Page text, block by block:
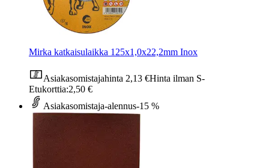
Mirka katkaisulaikka 125x1,0x22,2mm Inox
Asiakasomistajahinta 2,13 €Hinta ilman S-
Etukorttia:2,50 €
Asiakasomistaja-alennus-15 %